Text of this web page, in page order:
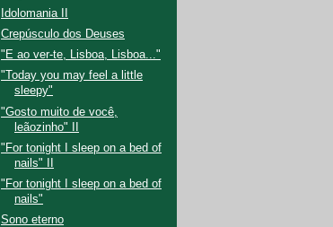
Idolomania II
Crepúsculo dos Deuses
"E ao ver-te, Lisboa, Lisboa..."
"Today you may feel a little
sleepy"
"Gosto muito de você,
leãozinho" II
"For tonight I sleep on a bed of
nails" II
"For tonight I sleep on a bed of
nails"
Sono eterno